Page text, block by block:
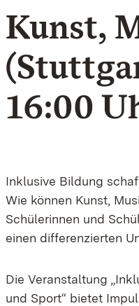
Kunst,
16:00
Inklusive Bildung
Wie können Kunst,
Schülerinnen und
einen differenzierten
Die Veranstaltung
und Sport“ bietet